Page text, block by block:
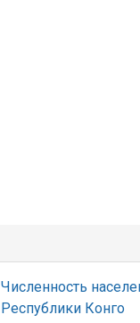
Численность
Республики Конго